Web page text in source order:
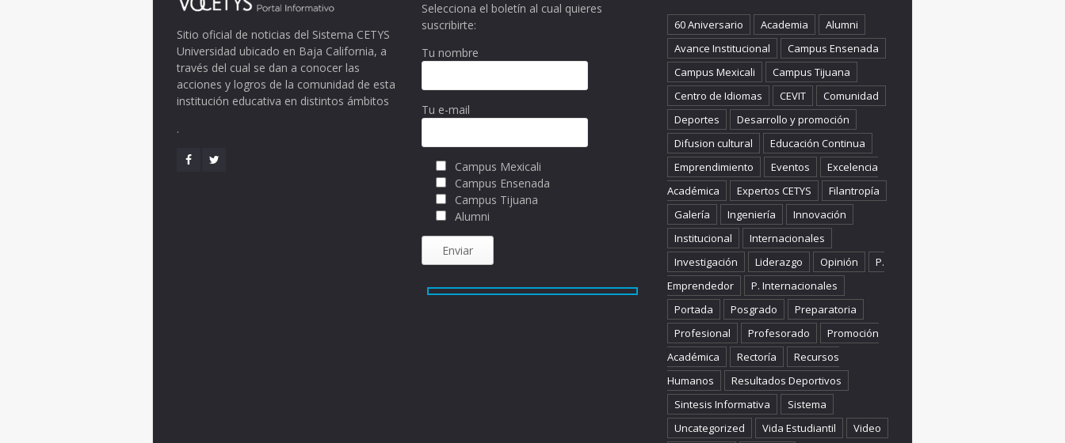
Sitio oficial de noticias del Sistema CETYS
Universidad ubicado en Baja California, a
través del cual se dan a conocer las
acciones y logros de la comunidad de esta
institución educativa en distintos ámbitos
.
Selecciona el boletín al cual quieres
suscribirte:
Tu nombre
Tu e-mail
Campus Mexicali
Campus Ensenada
Campus Tijuana
Alumni
60 Aniversario Academia
Alumni
Avance Institucional
Campus Ensenada
Campus Mexicali
Campus Tijuana
Centro de Idiomas
CEVIT
Comunidad
Deportes
Desarrollo y promoción
Difusion cultural
Educación Continua
Emprendimiento
Eventos
Excelencia
Académica
Expertos CETYS
Filantropía
Galería
Ingeniería
Innovación
Institucional
Internacionales
Investigación
Liderazgo Opinión
P.
Emprendedor
P. Internacionales
Portada
Posgrado
Preparatoria
Profesional
Profesorado
Promoción
Académica
Rectoría
Recursos
Humanos
Resultados Deportivos
Sintesis Informativa
Sistema
Uncategorized
Vida Estudiantil Video